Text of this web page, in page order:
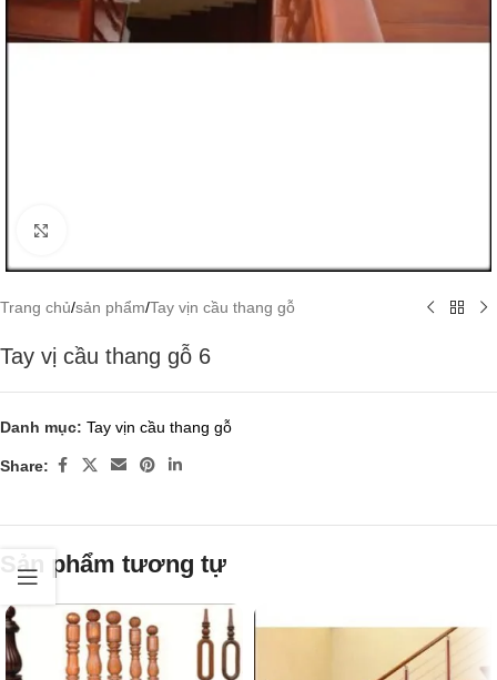
Trang chủ/sản phẩm/Tay vịn cầu thang gỗ
Tay vị cầu thang gỗ 6
Danh mục: Tay vịn cầu thang gỗ
Share:
Sản phẩm tương tự